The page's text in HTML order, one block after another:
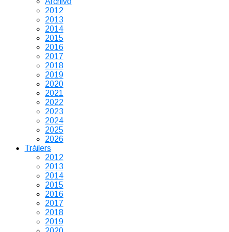
2012
2013
2014
2015
2016
2017
2018
2019
2020
2021
2022
2023
2024
2025
2026
Tráilers
2012
2013
2014
2015
2016
2017
2018
2019